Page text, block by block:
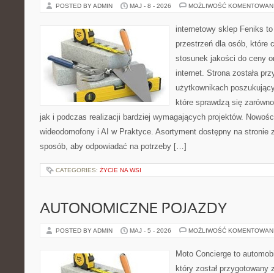
POSTED BY ADMIN MAJ - 8 - 2026 MOŻLIWOŚĆ
internetowy sklep Feniks
przestrzeń dla osób, które
stosunek jakości do ceny
internet. Strona została
użytkownikach
które sprawdzą się
jak i podczas realizacji bardziej wymagających projektów.
wideodomofony i AI w Praktyce. Asortyment dostępny na stronie
sposób, aby odpowiadać na potrzeby […]
CATEGORIES: ŻYCIE NA WSI
AUTONOMICZNE POJAZDY
POSTED BY ADMIN MAJ - 5 - 2026 MOŻLIWOŚĆ
Moto Concierge to
który został